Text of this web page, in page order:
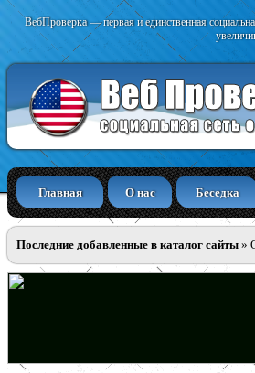
ВебПроверка — первая и единственная
Главная О нас Беседка
Последние добавленные в каталог сайты »